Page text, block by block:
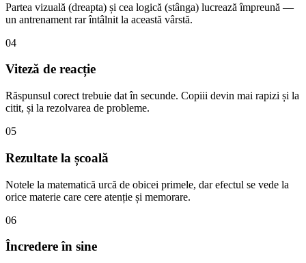
Partea vizuală (dreapta) și cea logică (stânga) lucrează împreună —
un antrenament rar întâlnit la această vârstă.
04
Viteză de reacție
Răspunsul corect trebuie dat în secunde. Copiii devin mai rapizi și la
citit, și la rezolvarea de probleme.
05
Rezultate la școală
Notele la matematică urcă de obicei primele, dar efectul se vede la
orice materie care cere atenție și memorare.
06
Încredere în sine